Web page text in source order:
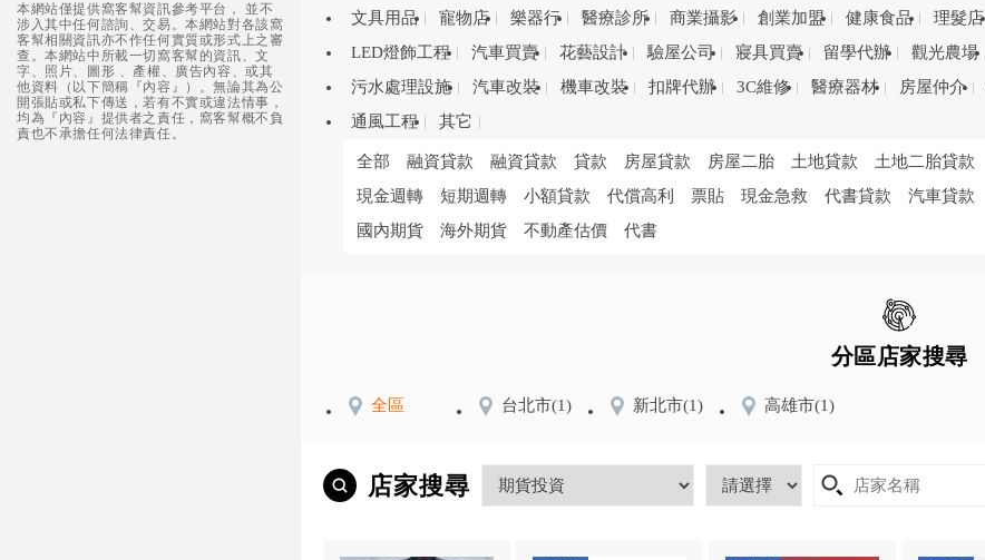
本網站僅提供窩客幫資訊參考平台， 並不
涉入其中任何諮詢、交易。本網站對各該窩
客幫相關資訊亦不作任何實質或形式上之審
查。本網站中所載一切窩客幫的資訊、文
字、照片、圖形 、產權、廣告內容、或其
他資料（以下簡稱『內容』）。無論其為公
開張貼或私下傳送，若有不實或違法情事，
均為『內容』提供者之責任，窩客幫概不負
責也不承擔任何法律責任。
文具用品
寵物店 樂器行 醫療診所 商業攝影 創業加盟 健康食品 理髮店
LED燈飾工程
汽車買賣 花藝設計 驗屋公司 寢具買賣 留學代辦 觀光農場
污水處理設施
汽車改裝 機車改裝 扣牌代辦 3C維修 醫療器材 房屋仲介
通風工程
其它
全部 融資貸款 融資貸款 貸款 房屋貸款 房屋二胎 土地貸款 土地二胎貸款
現金週轉
短期週轉 小額貸款 代償高利 票貼 現金急救 代書貸款 汽車貸款
國內期貨
海外期貨 不動產估價 代書
分區店家搜尋
全區 台北市(1) 新北市(1) 高雄市(1)
店家搜尋